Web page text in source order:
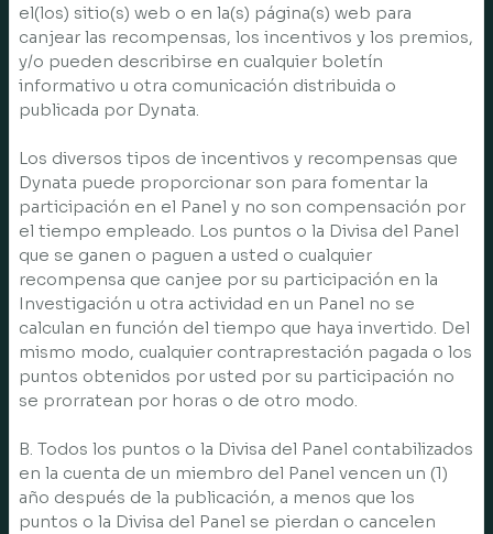
el(los) sitio(s) web o en la(s) página(s) web para
canjear las recompensas, los incentivos y los premios,
y/o pueden describirse en cualquier boletín
informativo u otra comunicación distribuida o
publicada por Dynata.
Los diversos tipos de incentivos y recompensas que
Dynata puede proporcionar son para fomentar la
participación en el Panel y no son compensación por
el tiempo empleado. Los puntos o la Divisa del Panel
que se ganen o paguen a usted o cualquier
recompensa que canjee por su participación en la
Investigación u otra actividad en un Panel no se
calculan en función del tiempo que haya invertido. Del
mismo modo, cualquier contraprestación pagada o los
puntos obtenidos por usted por su participación no
se prorratean por horas o de otro modo.
B. Todos los puntos o la Divisa del Panel contabilizados
en la cuenta de un miembro del Panel vencen un (1)
año después de la publicación, a menos que los
puntos o la Divisa del Panel se pierdan o cancelen